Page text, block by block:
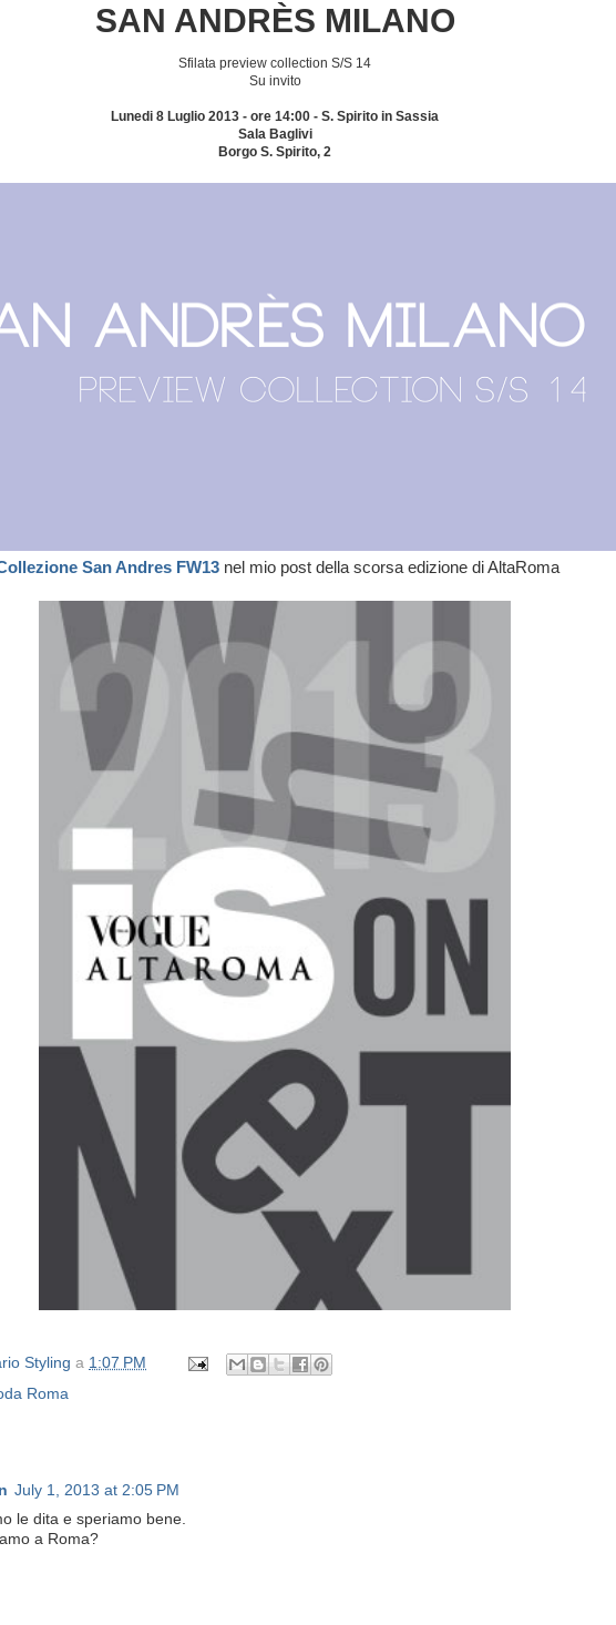
SAN ANDRÈS MILANO
Sfilata preview collection S/S 14
Su invito
Lunedi 8 Luglio 2013 - ore 14:00 - S. Spirito in Sassia
Sala Baglivi
Borgo S. Spirito, 2
San Andres FW13nel mio post della scorsa edizione di AltaRoma
Styling a 1:07 PM
Roma
July 1, 2013 at 2:05 PM
le dita e speriamo bene.
a Roma?